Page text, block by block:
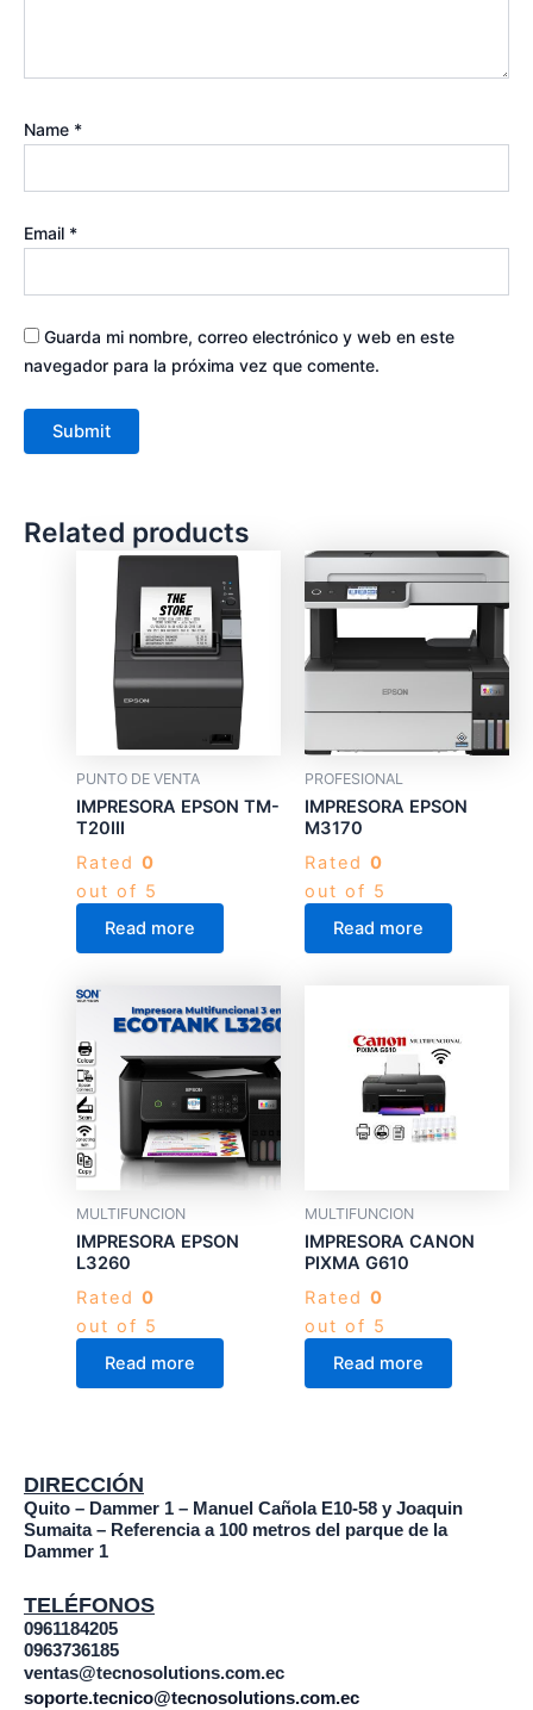
Name *
Email *
Guarda mi nombre, correo electrónico y web en este
navegador para la próxima vez que comente.
Related products
PUNTO DE VENTA
IMPRESORA EPSON TM-
T20III
Rated 0
out of 5
Read more
PROFESIONAL
IMPRESORA EPSON
M3170
Rated 0
out of 5
Read more
MULTIFUNCION
IMPRESORA EPSON
L3260
Rated 0
out of 5
Read more
MULTIFUNCION
IMPRESORA CANON
PIXMA G610
Rated 0
out of 5
Read more
DIRECCIÓN
Quito – Dammer 1 – Manuel Cañola E10-58 y Joaquin
Sumaita – Referencia a 100 metros del parque de la
Dammer 1
TELÉFONOS
0961184205
0963736185
ventas@tecnosolutions.com.ec
soporte.tecnico@tecnosolutions.com.ec